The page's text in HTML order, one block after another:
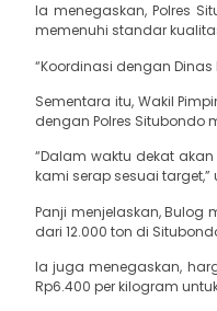
Ia menegaskan, Polres
memenuhi standar
“Koordinasi dengan
Sementara itu, Wakil
dengan Polres
“Dalam waktu dekat
kami serap sesuai target,”
Panji menjelaskan, Bulog
dari 12.000 ton di
Ia juga menegaskan,
Rp6.400 per kilogram